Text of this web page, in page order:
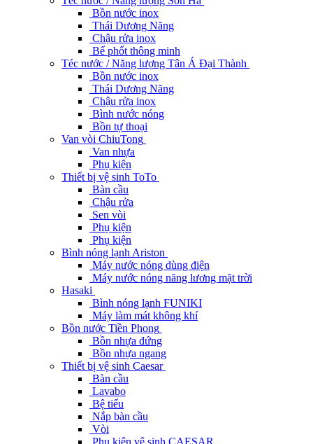
Bồn nước inox
Thái Dương Năng
Chậu rửa inox
Bể phốt thông minh
Téc nước / Năng lượng Tân Á Đại Thành
Bồn nước inox
Thái Dương Năng
Chậu rửa inox
Bình nước nóng
Bồn tự thoại
Van vòi ChiuTong
Van nhựa
Phụ kiện
Thiết bị vệ sinh ToTo
Bàn cầu
Chậu rửa
Sen vòi
Phụ kiện
Phụ kiện
Bình nóng lạnh Ariston
Máy nước nóng dùng điện
Máy nước nóng năng lương mặt trời
Hasaki
Bình nóng lạnh FUNIKI
Máy làm mát không khí
Bồn nước Tiền Phong
Bồn nhựa đứng
Bồn nhựa ngang
Thiết bị vệ sinh Caesar
Bàn cầu
Lavabo
Bệ tiểu
Nắp bàn cầu
Vòi
Phụ kiện vệ sinh CAESAR